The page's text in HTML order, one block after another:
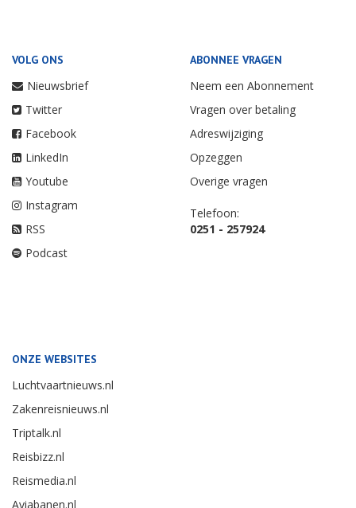
VOLG ONS
Nieuwsbrief
Twitter
Facebook
LinkedIn
Youtube
Instagram
RSS
Podcast
ABONNEE VRAGEN
Neem een Abonnement
Vragen over betaling
Adreswijziging
Opzeggen
Overige vragen
Telefoon:
0251 - 257924
ONZE WEBSITES
Luchtvaartnieuws.nl
Zakenreisnieuws.nl
Triptalk.nl
Reisbizz.nl
Reismedia.nl
Aviabanen.nl